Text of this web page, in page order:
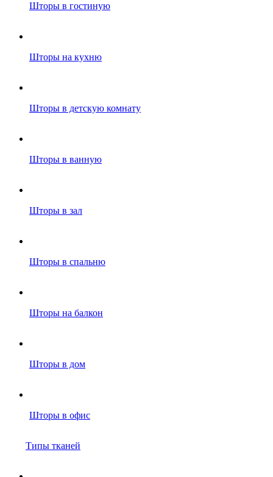
Шторы в гостиную
Шторы на кухню
Шторы в детскую комнату
Шторы в ванную
Шторы в зал
Шторы в спальню
Шторы на балкон
Шторы в дом
Шторы в офис
Типы тканей